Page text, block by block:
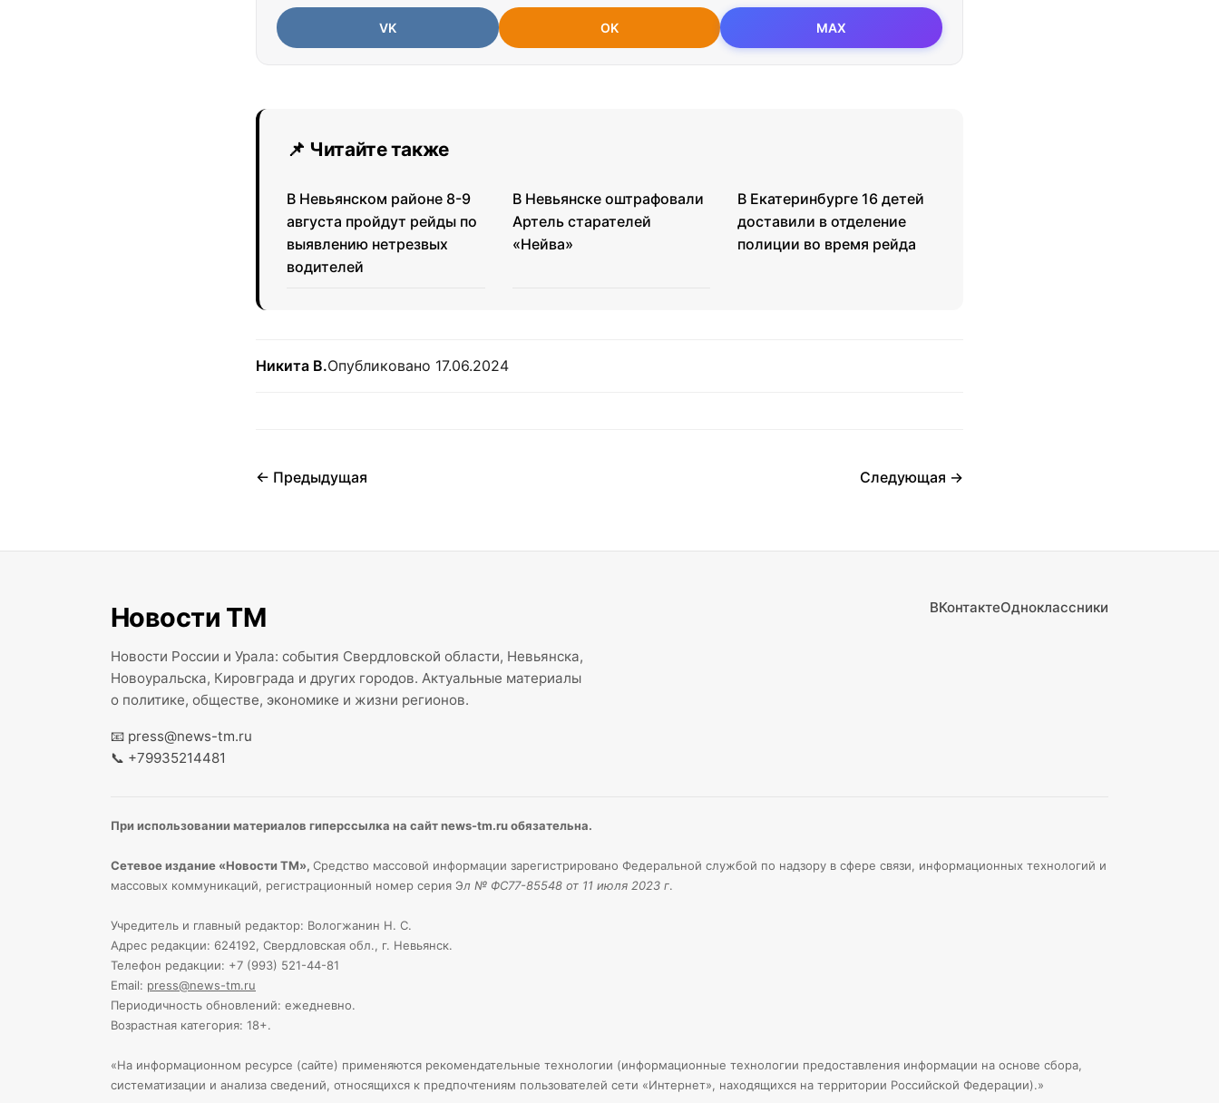
VK OK MAX
📌 Читайте также
В Невьянском районе 8-9
августа пройдут рейды по
выявлению нетрезвых
водителей
В Невьянске оштрафовали
Артель старателей
«Нейва»
В Екатеринбурге 16 детей
доставили в отделение
полиции во время рейда
Никита В.Опубликовано 17.06.2024
← Предыдущая Следующая →
Новости ТМ
Новости России и Урала: события Свердловской области, Невьянска,
Новоуральска, Кировграда и других городов. Актуальные материалы
о политике, обществе, экономике и жизни регионов.
📧 press@news-tm.ru
📞 +79935214481
ВКонтактеОдноклассники
При использовании материалов гиперссылка на сайт news-tm.ru обязательна.
Сетевое издание «Новости ТМ», Средство массовой информации зарегистрировано Федеральной службой по надзору в сфере связи, информационных технологий и
массовых коммуникаций, регистрационный номер серия Эл № ФС77-85548 от 11 июля 2023 г.
Учредитель и главный редактор: Вологжанин Н. С.
Адрес редакции: 624192, Свердловская обл., г. Невьянск.
Телефон редакции: +7 (993) 521-44-81
Email: press@news-tm.ru
Периодичность обновлений: ежедневно.
Возрастная категория: 18+.
«На информационном ресурсе (сайте) применяются рекомендательные технологии (информационные технологии предоставления информации на основе сбора,
систематизации и анализа сведений, относящихся к предпочтениям пользователей сети «Интернет», находящихся на территории Российской Федерации).»